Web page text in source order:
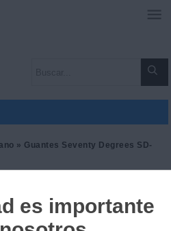
» Guantes Seventy Degrees SD-
Guantes Seventy Degrees
SD-C16